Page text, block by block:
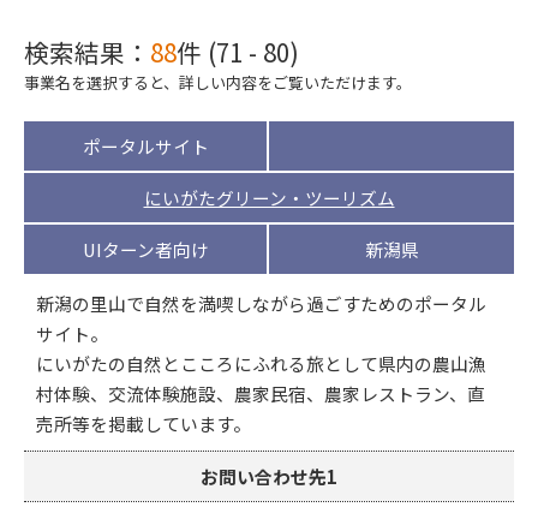
検索結果： 88件 (71 - 80)
事業名を選択すると、詳しい内容をご覧いただけます。
ポータルサイト
にいがたグリーン・ツーリズム
UIターン者向け 新潟県
新潟の里山で自然を満喫しながら過ごすためのポータル
サイト。
にいがたの自然とこころにふれる旅として県内の農山漁
村体験、交流体験施設、農家民宿、農家レストラン、直
売所等を掲載しています。
お問い合わせ先1